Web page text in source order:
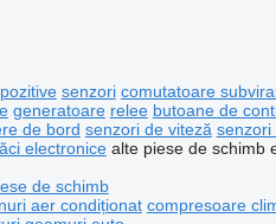
senzori comutatoare
generatoare relee butoane de
de bord senzori de viteză senzori
electronice alte piese de schimb
de schimb
aer condiționat compresoare